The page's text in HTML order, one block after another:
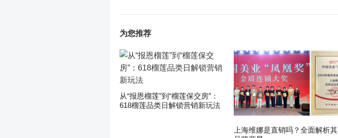
为您推荐
从“报恩榴莲”到“榴莲保交房”：
618榴莲品类日解锁营销新玩法
上海维娜是直销吗？全面解析其